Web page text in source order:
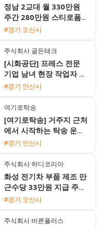
정남 2교대 월 330만원
주간 280만원 스티로폼
박스 생산 포장 사원 모집
#경기 오산시
주식회사 골든테크
[시화공단] 프레스 전문
기업 남녀 현장 작업자 모
집 (초보 가능)
#경기 안산시
여기로탁송
[여기로탁송] 거주지 근처
에서 시작하는 탁송 운전
기사 모집 (일급 18만원 /
#경기 안산시
주식회사 하디코리아
화성 전기차 부품 제조 만
근수당 33만원 지급 주간
고정 사원 모집
#경기 오산시
주식회사 바른플러스